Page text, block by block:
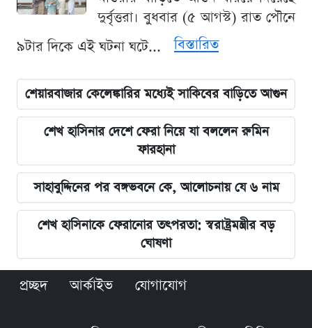
দুর্বৃত্তরা। বুধবার (৫ আগস্ট) রাত পৌনে
৯টার দিকে এই ঘটনা ঘটে...
বিস্তারিত
শেয়ারবাজার কেলেঙ্কারির মধ্যেই সাকিবের বাড়িতে আগুন
শেখ হাসিনার দেশে ফেরা নিয়ে যা বললেন রুমিন
ফারহানা
সাহাবুদ্দিনের পর বঙ্গভবনে কে, আলোচনায় যে ৬ নাম
শেখ হাসিনাকে ফেরানোর তৎপরতা: স্বরাষ্ট্রমন্ত্রীর বড়
ঘোষণা
প্রচ্ছদ আর্কাইভ যোগাযোগ